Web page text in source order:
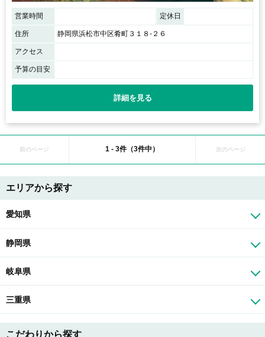
営業時間 定休日
住所 静岡県浜松市中区肴町３１８-２６
アクセス
予算の目安
詳細を見る
前のページ 1 - 3件（3件中） 次のページ
エリアから探す
愛知県
静岡県
岐阜県
三重県
こだわりから探す